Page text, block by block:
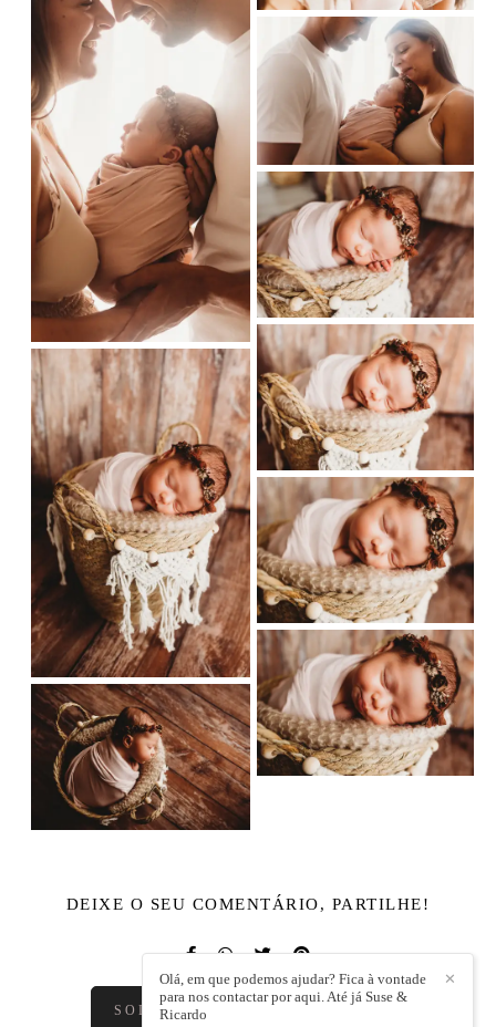
DEIXE O SEU COMENTÁRIO, PARTILHE!
SOLICITE O SEU ORÇAMENTO
✕
Olá, em que podemos ajudar? Fica à vontade
para nos contactar por aqui. Até já Suse &
Ricardo